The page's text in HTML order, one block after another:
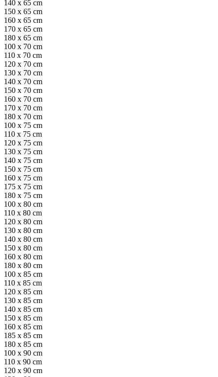
140 x 65 cm
150 x 65 cm
160 x 65 cm
170 x 65 cm
180 x 65 cm
100 x 70 cm
110 x 70 cm
120 x 70 cm
130 x 70 cm
140 x 70 cm
150 x 70 cm
160 x 70 cm
170 x 70 cm
180 x 70 cm
100 x 75 cm
110 x 75 cm
120 x 75 cm
130 x 75 cm
140 x 75 cm
150 x 75 cm
160 x 75 cm
175 x 75 cm
180 x 75 cm
100 x 80 cm
110 x 80 cm
120 x 80 cm
130 x 80 cm
140 x 80 cm
150 x 80 cm
160 x 80 cm
180 x 80 cm
100 x 85 cm
110 x 85 cm
120 x 85 cm
130 x 85 cm
140 x 85 cm
150 x 85 cm
160 x 85 cm
185 x 85 cm
180 x 85 cm
100 x 90 cm
110 x 90 cm
120 x 90 cm